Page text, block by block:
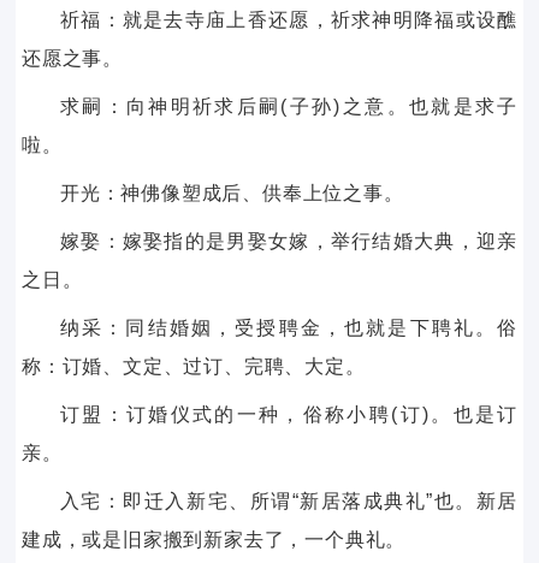
祈福：就是去寺庙上香还愿，祈求神明降福或设醮
还愿之事。
求嗣：向神明祈求后嗣(子孙)之意。也就是求子
啦。
开光：神佛像塑成后、供奉上位之事。
嫁娶：嫁娶指的是男娶女嫁，举行结婚大典，迎亲
之日。
纳采：同结婚姻，受授聘金，也就是下聘礼。俗
称：订婚、文定、过订、完聘、大定。
订盟：订婚仪式的一种，俗称小聘(订)。也是订
亲。
入宅：即迁入新宅、所谓“新居落成典礼”也。新居
建成，或是旧家搬到新家去了，一个典礼。